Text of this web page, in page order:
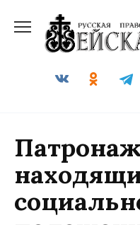
содержанию